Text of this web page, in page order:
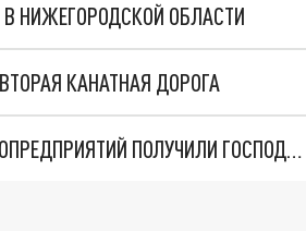
НИЖЕГОРОДСКОЙ ОБЛАСТИ
КАНАТНАЯ ДОРОГА
В НИЖЕГОРОДСКОЙ ОБЛАСТИ БОЛЕЕ 270 РАБОТНИКОВ АГРОПРЕДПРИЯТИЙ ПОЛУЧИЛИ ГОСПОДДЕРЖКУ В 2023 ГОДУ